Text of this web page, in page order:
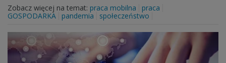
Zobacz więcej na temat: praca mobilna
praca
GOSPODARKA
pandemia społeczeństwo